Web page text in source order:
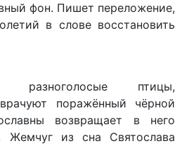
фон. Пишет переложение,
в слове восстановить
разноголосые птицы,
поражённый чёрной
возвращает в него
Жемчуг из сна Святослава